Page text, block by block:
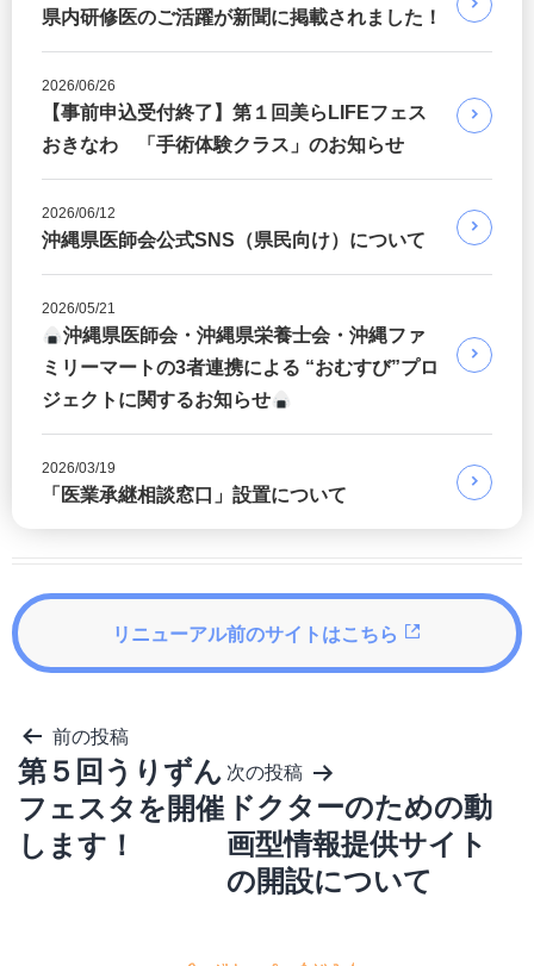
県内研修医のご活躍が新聞に掲載されました！
2026/06/26
【事前申込受付終了】第１回美らLIFEフェス
おきなわ 「手術体験クラス」のお知らせ
2026/06/12
沖縄県医師会公式SNS（県民向け）について
2026/05/21
沖縄県医師会・沖縄県栄養士会・沖縄ファ
ミリーマートの3者連携による “おむすび”プロ
ジェクトに関するお知らせ
2026/03/19
「医業承継相談窓口」設置について
リニューアル前のサイトはこちら
投
稿
ナ
ビ
ゲ
ー
シ
前の投稿
第５回うりずん
フェスタを開催
します！
次の投稿
ドクターのための動
画型情報提供サイト
の開設について